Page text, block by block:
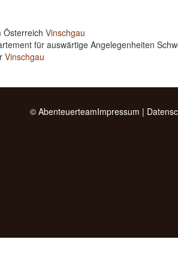
Österreich Vinschgau
für auswärtige Angelegenheiten
Vinschgau
© AbenteuerteamImpressum |